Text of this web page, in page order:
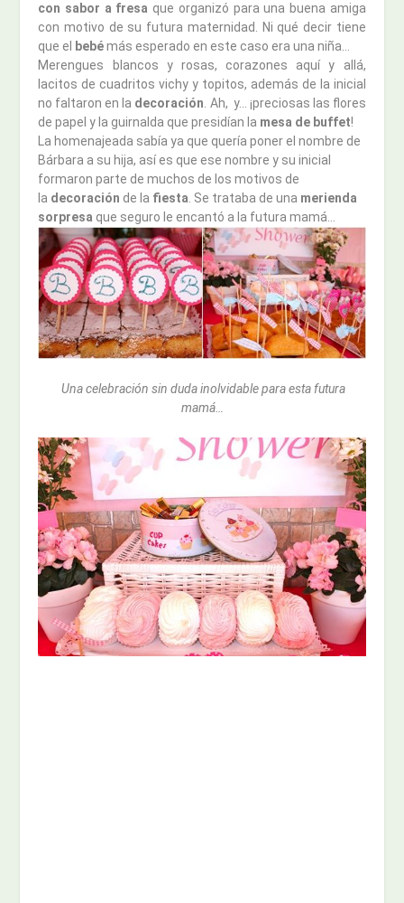
con sabor a fresa que organizó para una buena amiga
con motivo de su futura maternidad. Ni qué decir tiene
que el
bebémás esperado en este caso era una niña…
Merengues blancos y rosas, corazones aquí y allá,
lacitos de cuadritos vichy y topitos, además de la inicial
no faltaron en la decoración. Ah, y… ¡preciosas las flores
de papel y la guirnalda que presidían la mesa de buffet!
La homenajeada sabía ya que quería poner el nombre de
Bárbara a su hija, así es que ese nombre y su inicial
formaron parte de muchos de los motivos de
la decoración de la fiesta. Se trataba de una merienda
sorpresa que seguro le encantó a la futura mamá…
Una celebración sin duda inolvidable para esta futura
mamá…